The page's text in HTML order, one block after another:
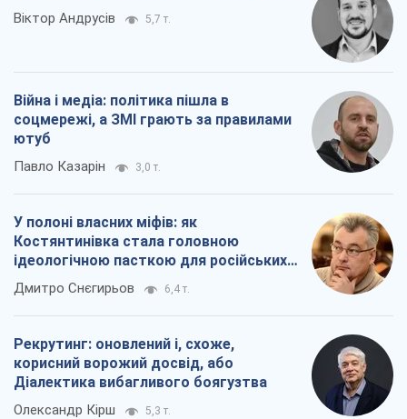
Віктор Андрусів 5,7 т.
Війна і медіа: політика пішла в
соцмережі, а ЗМІ грають за правилами
ютуб
Павло Казарін 3,0 т.
У полоні власних міфів: як
Костянтинівка стала головною
ідеологічною пасткою для російських
окупантів
Дмитро Снєгирьов 6,4 т.
Рекрутинг: оновлений і, схоже,
корисний ворожий досвід, або
Діалектика вибагливого боягузтва
Олександр Кірш 5,3 т.